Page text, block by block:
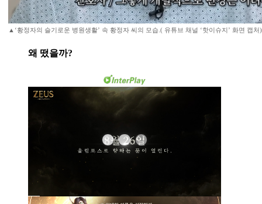
▲‘황정자의 슬기로운 병원생활’ 속 황정자 씨의 모습.( 유튜브 채널 ‘핫이슈지’ 화면 캡처)
왜 떴을까?